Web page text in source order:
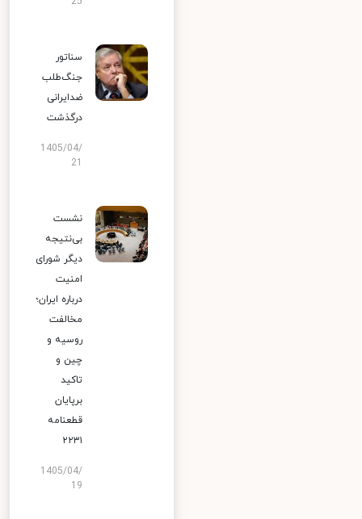
سناتور
جنگ‌طلب
ضدایرانی
درگذشت
1405/04/
نشست
بی‌نتیجه
دیگر شورای
امنیت
درباره ایران؛
مخالفت
روسیه و
چین و
تاکید
برپایان
قطعنامه
۲۲۳۱
1405/04/
19